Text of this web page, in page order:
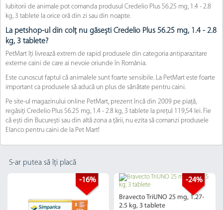
Iubitorii de animale pot comanda produsul Credelio Plus 56.25 mg, 1.4 - 2.8
kg, 3 tablete la orice oră din zi sau din noapte.
La petshop-ul din colț nu găsești Credelio Plus 56.25 mg, 1.4 - 2.8
kg, 3 tablete?
PetMart îți livrează extrem de rapid produsele din categoria antiparazitare
externe caini de care ai nevoie oriunde în România.
Este cunoscut faptul că animalele sunt foarte sensibile. La PetMart este foarte
important ca produsele să aducă un plus de sănătate pentru caini.
Pe site-ul magazinului online PetMart, prezent încă din 2009 pe piață,
regăsiți Credelio Plus 56.25 mg, 1.4 - 2.8 kg, 3 tablete la prețul 119,54 lei. Fie
că ești din București sau din altă zona a țării, nu ezita să comanzi produsele
Elanco pentru caini de la Pet Mart!
S-ar putea să îți placă
-16% -24%
Bravecto TriUNO 25 mg, 1.27-
2.5 kg, 3 tablete